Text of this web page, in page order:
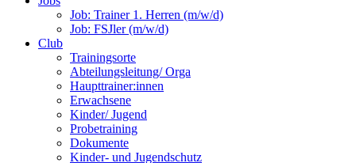
Job: Trainer 1. Herren (m/w/d)
Job: FSJler (m/w/d)
Club
Trainingsorte
Abteilungsleitung/ Orga
Haupttrainer:innen
Erwachsene
Kinder/ Jugend
Probetraining
Dokumente
Kinder- und Jugendschutz